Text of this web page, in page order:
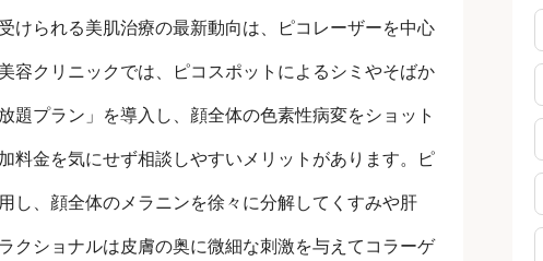
けられる美肌治療の最新動向は、ピコレーザーを中心
容クリニックでは、ピコスポットによるシミやそばか
題プラン」を導入し、顔全体の色素性病変をショット
料金を気にせず相談しやすいメリットがあります。ピ
し、顔全体のメラニンを徐々に分解してくすみや肝
クショナルは皮膚の奥に微細な刺激を与えてコラーゲ